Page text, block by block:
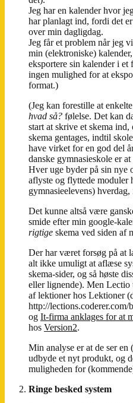
Jeg har en kalender hvor
har planlagt ind, fordi det
over min dagligdag.
Jeg får et problem når jeg
min (elektroniske)
eksportere sin kalender i
ingen mulighed for at
format.)
(Jeg kan forestille at
hvad så? følelse. Det kan
start at skrive et skema
skema gentages, indtil
have virket for en god del
danske gymnasieskole er
Hver uge byder på sin nye
aflyste og flyttede moduler
gymnasieelevens)
Det kunne altså være
smide efter min google-
rigtige skema ved siden af
Der har været forsøg på at
alt ikke umuligt at aflæse
skema-sider, og så høste
eller lignende). Men Lectio
af lektioner hos Lektioner
http://
og It-firma anklages for at
hos Version2.
Min analyse er at de ser
udbyde et nyt produkt, og
muligheden for
Ringe besked system